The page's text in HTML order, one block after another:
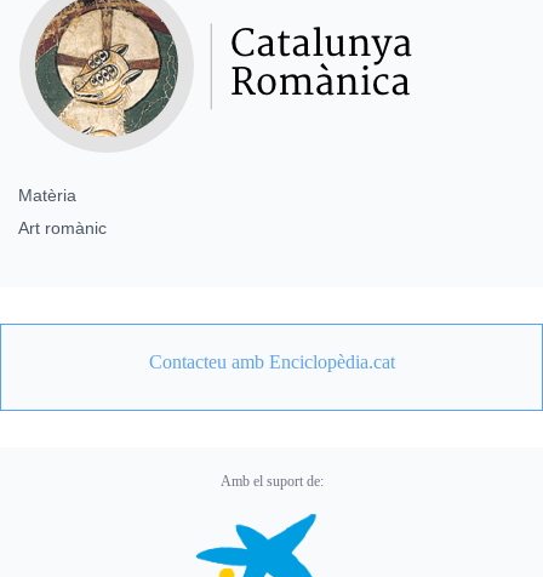
Matèria
Art romànic
Contacteu amb Enciclopèdia.cat
Amb el suport de: